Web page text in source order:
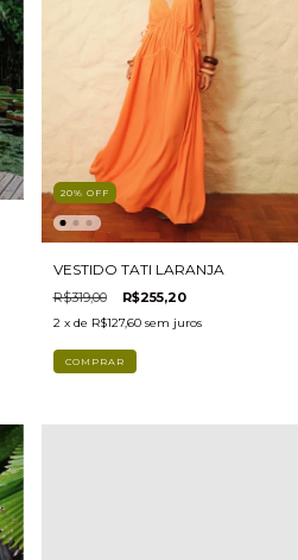
20% OFF
VESTIDO TATI LARANJA
R$319,00 R$255,20
2 x de R$127,60 sem juros